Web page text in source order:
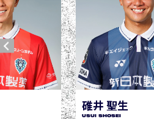
ウェリック ポポ
WERIK POPÓ